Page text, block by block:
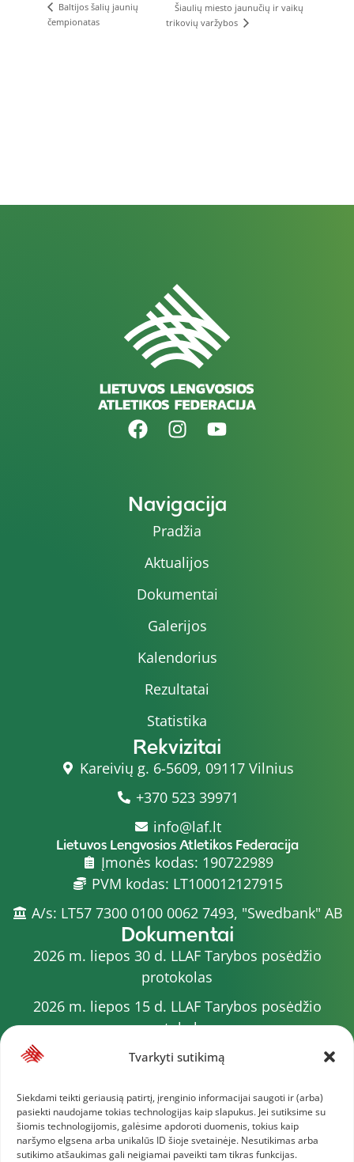
Tvarkyti sutikimą
Siekdami teikti geriausią patirtį, įrenginio informacijai saugoti ir (arba)
pasiekti naudojame tokias technologijas kaip slapukus. Jei sutiksime su
šiomis technologijomis, galėsime apdoroti duomenis, tokius kaip
naršymo elgsena arba unikalūs ID šioje svetainėje. Nesutikimas arba
sutikimo atšaukimas gali neigiamai paveikti tam tikras funkcijas.
Baltijos šalių jaunių
čempionatas
Šiaulių miesto jaunučių ir vaikų
trikovių varžybos
Navigacija
Pradžia
Aktualijos
Dokumentai
Galerijos
Kalendorius
Rezultatai
Statistika
Rekvizitai
Kareivių g. 6-5609, 09117 Vilnius
+370 523 39971
info@laf.lt
Lietuvos Lengvosios Atletikos Federacija
Įmonės kodas: 190722989
PVM kodas: LT100012127915
A/s: LT57 7300 0100 0062 7493, "Swedbank" AB
Dokumentai
2026 m. liepos 30 d. LLAF Tarybos posėdžio
protokolas
2026 m. liepos 15 d. LLAF Tarybos posėdžio
protokolas
2026 m. liepos 20 d. LLAF VK posėdžio protokolas
2026 m. varžybų kalendorius
2026 m. liepos 4 d. LLAF Tarybos posėdžio